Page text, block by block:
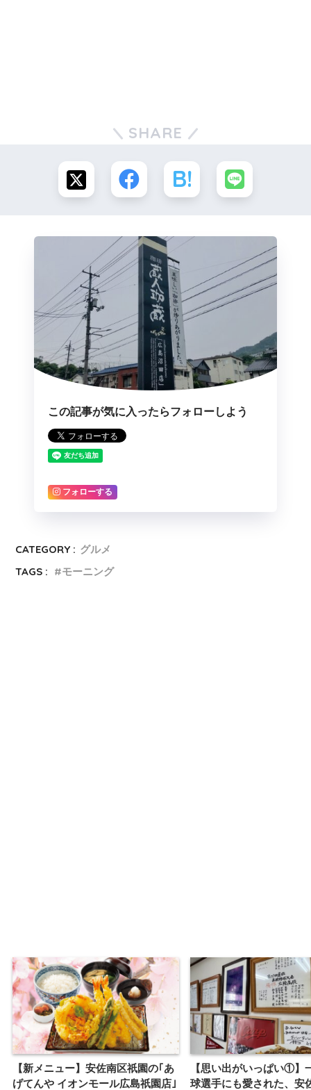
SHARE
この記事が気に入ったらフォローしよう
フォローする
CATEGORY : グルメ
TAGS :
モーニング
【新メニュー】安佐南区祇園の｢あ
げてんや イオンモール広島祇園店｣
【思い出がいっぱい①】
球選手にも愛された、安